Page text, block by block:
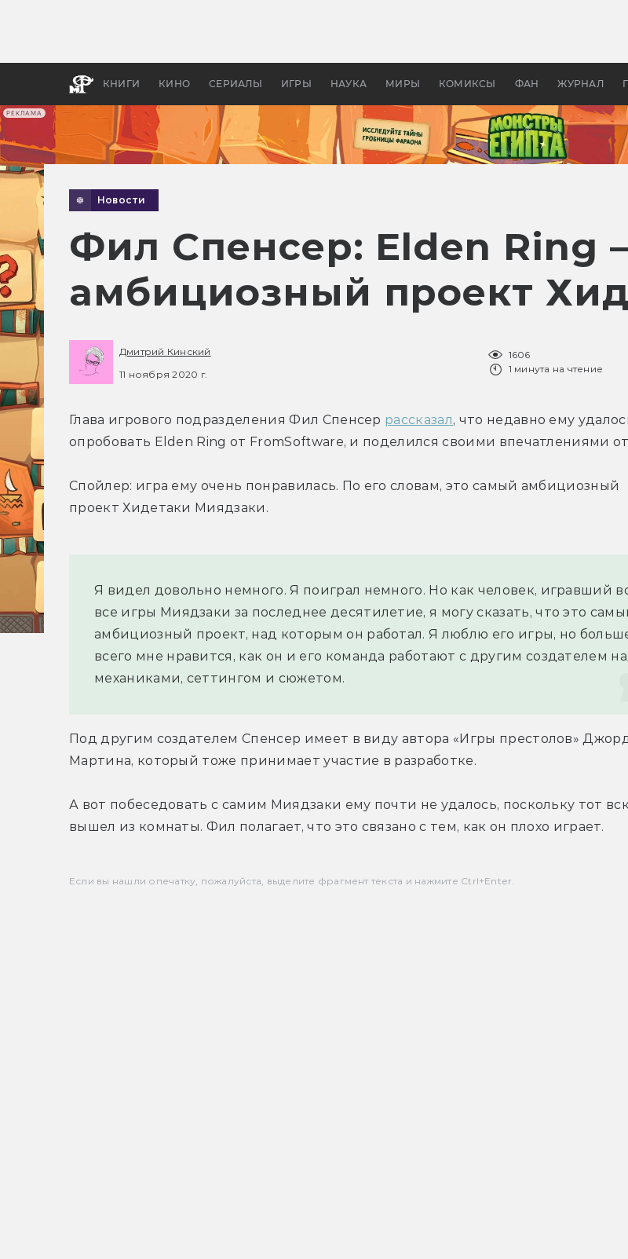
РЕКЛАМА
КНИГИ КИНО СЕРИАЛЫ ИГРЫ НАУКА МИРЫ КОМИКСЫ ФАН ЖУРНАЛ
апокалипсис, в России —
бы
Новости
Фил Спенсер: Elden Ring
амбициозный проект
Дмитрий Кинский
11 ноября 2020 г.
1606
1 минута на чтение
Глава игрового подразделения Фил Спенсер рассказал, что недавно ему
опробовать Elden Ring от FromSoftware, и поделился своими впечатлениями
Спойлер: игра ему очень понравилась. По его словам, это самый амбициозный
проект Хидетаки Миядзаки.
Я видел довольно немного. Я поиграл немного. Но как человек, игравший
все игры Миядзаки за последнее десятилетие, я могу сказать, что это
амбициозный проект, над которым он работал. Я люблю его игры, но
всего мне нравится, как он и его команда работают с другим создателем
механиками, сеттингом и сюжетом.
Под другим создателем Спенсер имеет в виду автора «Игры престолов»
Мартина, который тоже принимает участие в разработке.
А вот побеседовать с самим Миядзаки ему почти не удалось, поскольку тот
вышел из комнаты. Фил полагает, что это связано с тем, как он плохо играет.
Если вы нашли опечатку, пожалуйста, выделите фрагмент текста и нажмите Ctrl+Enter.